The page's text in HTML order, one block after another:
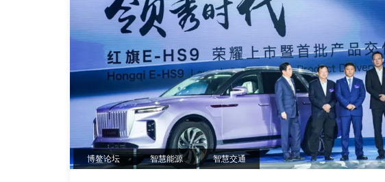
博鳌论坛 智慧能源 智慧交通